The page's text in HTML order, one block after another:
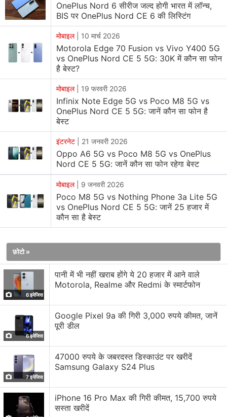
OnePlus Nord CE 5 का 8GB RAM और 128GB स्टोरेज
24,998 रुपयेमें लिस्ट किया गया है। बैंक ऑफर की बात करें
तो एक्सिस बैंक और आईसीआईसीआई बैंक कार्ड से भुगतान पर फ्लैट
2000 रुपये इंस्टेंट डिस्काउंट मिल सकता है, जिसके बाद प्रभावी
कीमत 22,998 रुपये हो जाएगी। इसके अलावा एक्सचेंज ऑफर में
पुराना या मौजूदा फोन देने पर 23,550 रुपये की बचत हो सकती है।
हालांकि, ऑफर का अधिकतम लाभ एक्सचेंज में दिए गए फोन की मौजूदा
कंडीशन और मॉडल पर निर्भर करता है।
OnePlus Nord CE 5 Features, Specifications
OnePlus Nord CE 5में 6.77 इंच की OLED डिस्प्ले दी गई गई है
जिसका रेजोल्यूशन 2392×1080 पिक्सल, 120Hz रिफ्रेश रेट और
300Hz टच सैंपलिंग रेट है। इस फोन में 4nm प्रोसेस पर बेस्ड
मीडियाटेक डाइमेंसिटी 8350 एलेक्स प्रोसेसर दिया गया है। यह
कैमरा सेटअप की बात करें तो Nord CE 5 के रियर में OIS सपोर्ट के
साथ 50 मेगापिक्सल का प्राइमरी कैमरा और 8 मेगापिक्सल का
अल्ट्रावाइड कैमरा दिया गया है। वहीं सेल्फी और वीडियो कॉलिंग के लिए
16 मेगापिक्सल का फ्रंट कैमरा दिया गया है। कनेक्टिविटी ऑपशंस में
ड्यूल सिम, 5जी, वाई-फाई 6, ब्लूटूथ 5.4, जीपीएस और एनएफसी
शामिल है। OnePlus के इस फोन में 7,100mAh की बड़ी बैटरी दी
गई है जो 80W SuperVOOC फास्ट चार्जिंग सपोर्ट करती है।
OnePlus Nord 6 सीरीज जल्द होगी भारत में लॉन्च,
BIS पर OnePlus Nord CE 6 की लिस्टिंग
मोबाइल| 10 मार्च 2026
Motorola Edge 70 Fusion vs Vivo Y400 5G
vs OnePlus Nord CE 5 5G: 30K में कौन सा फोन
है बेस्ट?
मोबाइल| 19 फरवरी 2026
Infinix Note Edge 5G vs Poco M8 5G vs
OnePlus Nord CE 5 5G: जानें कौन सा फोन है
बेस्ट
इंटरनेट 21 जनवरी 2026
Oppo A6 5G vs Poco M8 5G vs OnePlus
Nord CE 5 5G: जानें कौन सा फोन रहेगा बेस्ट
मोबाइल| 9 जनवरी 2026
Poco M8 5G vs Nothing Phone 3a Lite 5G
vs OnePlus Nord CE 5 5G: जानें 25 हजार में
कौन सा है बेस्ट
फ़ोटो »
6 इमेजिस
पानी में भी नहीं खराब होंगे ये 20 हजार में आने वाले
Motorola, Realme और Redmi के स्मार्टफोन
6 इमेजिस
Google Pixel 9a की गिरी 3,000 रुपये कीमत, जानें
पूरी डील
7 इमेजिस
47000 रुपये के जबरदस्त डिस्काउंट पर खरीदें
Samsung Galaxy S24 Plus
iPhone 16 Pro Max की गिरी कीमत, 15,700 रुपये
सस्ता खरीदें